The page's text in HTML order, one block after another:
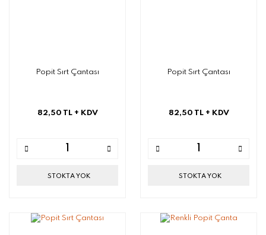
Popit Sırt Çantası
82,50 TL + KDV
STOKTA YOK
Popit Sırt Çantası
82,50 TL + KDV
STOKTA YOK